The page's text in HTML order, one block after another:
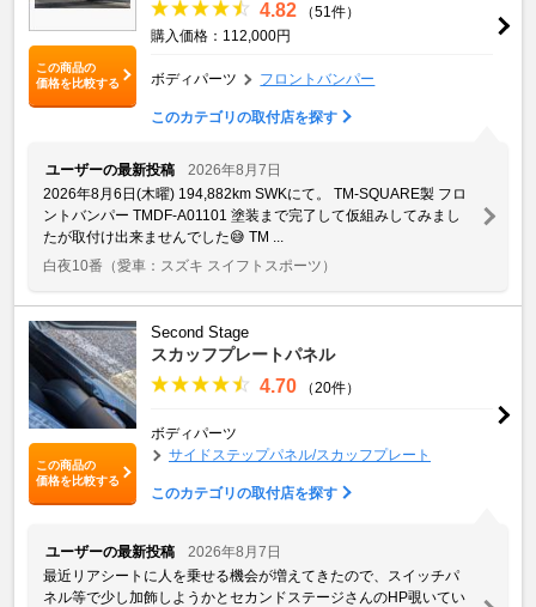
この商品の
価格を比較する
4.82
（51件）
購入価格：112,000円
ボディパーツ フロントバンパー
このカテゴリの取付店を探す
ユーザーの最新投稿
2026年8月7日
2026年8月6日(木曜) 194,882km SWKにて。 TM-SQUARE製 フロ
ントバンパー TMDF-A01101 塗装まで完了して仮組みしてみまし
たが取付け出来ませんでした😅 TM ...
白夜10番 （愛車：スズキ スイフトスポーツ）
この商品の
価格を比較する
Second Stage
スカッフプレートパネル
4.70 （20件）
ボディパーツ
サイドステップパネル/スカッフプレート
このカテゴリの取付店を探す
ユーザーの最新投稿
2026年8月7日
最近リアシートに人を乗せる機会が増えてきたので、スイッチパ
ネル等で少し加飾しようかとセカンドステージさんのHP覗いてい